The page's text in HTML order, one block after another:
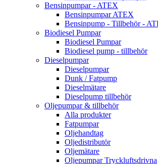
Bensinpumpar - ATEX
Bensinpumpar ATEX
Bensinpump - Tillbehör -
Biodiesel Pumpar
Biodiesel Pumpar
Biodiesel pump - tillbehör
Dieselpumpar
Dieselpumpar
Dunk / Fatpump
Dieselmätare
Dieselpump tillbehör
Oljepumpar & tillbehör
Alla produkter
Fatpumpar
Oljehandtag
Oljedistributör
Oljemätare
Oljepumpar Tryckluftsdrivna